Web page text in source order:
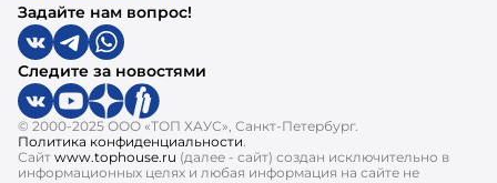
Задайте нам вопрос!
Следите за новостями
© 2000-2025 ООО «ТОП ХАУС», Санкт-Петербург.
Политика конфиденциальности
Сайт www.tophouse.ru (далее - сайт) создан исключительно в
информационных целях и любая информация на сайте не